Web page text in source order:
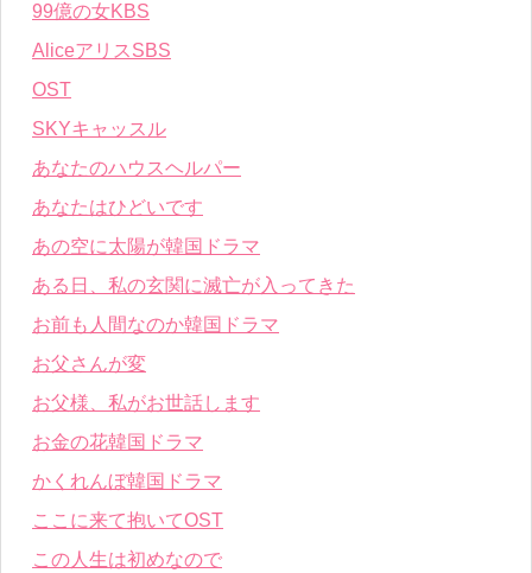
99億の女KBS
AliceアリスSBS
OST
SKYキャッスル
あなたのハウスヘルパー
あなたはひどいです
あの空に太陽が韓国ドラマ
ある日、私の玄関に滅亡が入ってきた
お前も人間なのか韓国ドラマ
お父さんが変
お父様、私がお世話します
お金の花韓国ドラマ
かくれんぼ韓国ドラマ
ここに来て抱いてOST
この人生は初めなので